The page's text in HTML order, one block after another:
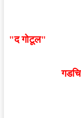
"द गोटूल"